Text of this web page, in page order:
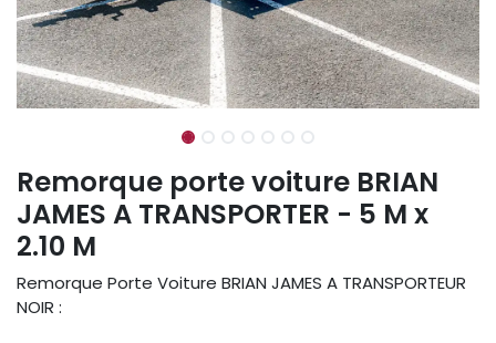
Remorque porte voiture BRIAN
JAMES A TRANSPORTER - 5 M x
2.10 M
Remorque Porte Voiture BRIAN JAMES A TRANSPORTEUR
NOIR :